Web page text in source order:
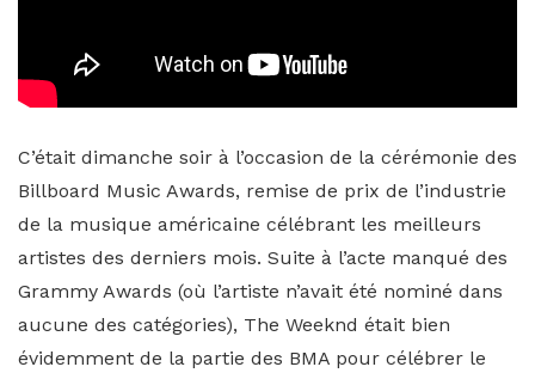
C’était dimanche soir à l’occasion de la cérémonie des
Billboard Music Awards, remise de prix de l’industrie
de la musique américaine célébrant les meilleurs
artistes des derniers mois. Suite à l’acte manqué des
Grammy Awards (où l’artiste n’avait été nominé dans
aucune des catégories), The Weeknd était bien
évidemment de la partie des BMA pour célébrer le